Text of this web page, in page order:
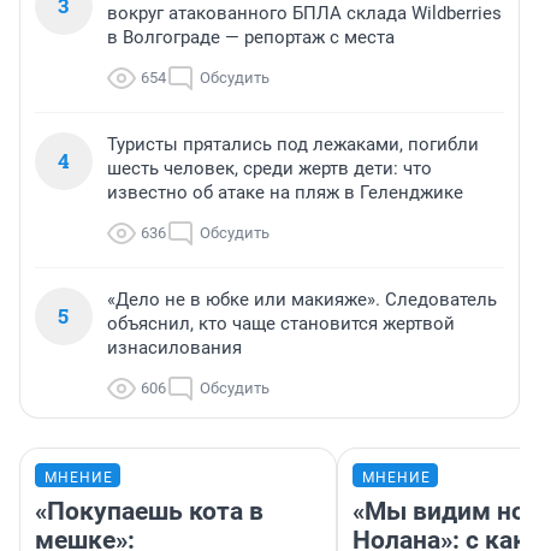
вокруг атакованного БПЛА склада Wildberries
в Волгограде — репортаж с места
654 Обсудить
4
Туристы прятались под лежаками, погибли
шесть человек, среди жертв дети: что
известно об атаке на пляж в Геленджике
636 Обсудить
5
«Дело не в юбке или макияже». Следователь
объяснил, кто чаще становится жертвой
изнасилования
606 Обсудить
МНЕНИЕ
«Покупаешь кота в
мешке»:
МНЕНИЕ
«Мы видим
Нолана»: с